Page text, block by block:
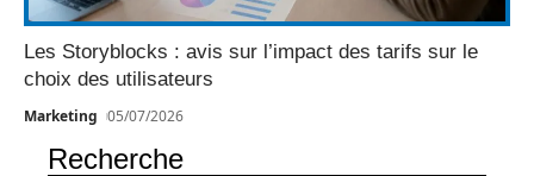
Les Storyblocks : avis sur l’impact des tarifs sur le
choix des utilisateurs
Marketing 05/07/2026
Recherche